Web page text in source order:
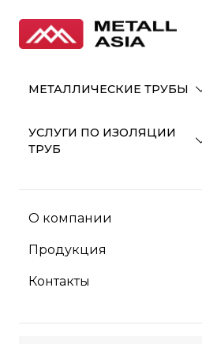
МЕТАЛЛИЧЕСКИЕ ТРУБЫ
УСЛУГИ ПО ИЗОЛЯЦИИ
ТРУБ
О компании
Продукция
Контакты